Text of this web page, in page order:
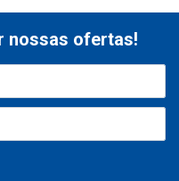
nossas ofertas!